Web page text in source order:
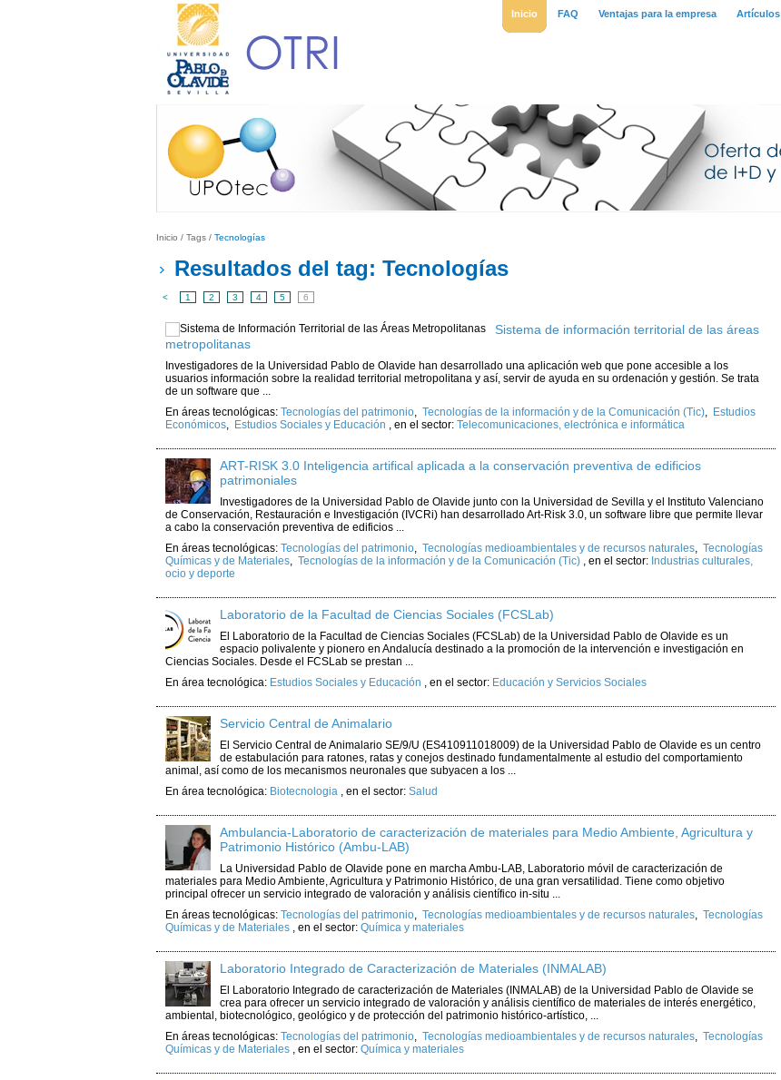
Inicio FAQ Ventajas para la empresa Artículos
Inicio / Tags / Tecnologías
Resultados del tag: Tecnologías
< 1 2 3 4 5 6
Sistema de información territorial de las áreas
metropolitanas
Investigadores de la Universidad Pablo de Olavide han desarrollado una aplicación web que pone accesible a los
usuarios información sobre la realidad territorial metropolitana y así, servir de ayuda en su ordenación y gestión. Se trata
de un software que ...
En áreas tecnológicas: Tecnologías del patrimonio, Tecnologías de la información y de la Comunicación (Tic), Estudios
Económicos, Estudios Sociales y Educación , en el sector: Telecomunicaciones, electrónica e informática
ART-RISK 3.0 Inteligencia artifical aplicada a la conservación preventiva de edificios
patrimoniales
Investigadores de la Universidad Pablo de Olavide junto con la Universidad de Sevilla y el Instituto Valenciano
de Conservación, Restauración e Investigación (IVCRi) han desarrollado Art-Risk 3.0, un software libre que permite llevar
a cabo la conservación preventiva de edificios ...
En áreas tecnológicas: Tecnologías del patrimonio, Tecnologías medioambientales y de recursos naturales, Tecnologías
Químicas y de Materiales, Tecnologías de la información y de la Comunicación (Tic) , en el sector: Industrias culturales,
ocio y deporte
Laboratorio de la Facultad de Ciencias Sociales (FCSLab)
El Laboratorio de la Facultad de Ciencias Sociales (FCSLab) de la Universidad Pablo de Olavide es un
espacio polivalente y pionero en Andalucía destinado a la promoción de la intervención e investigación en
Ciencias Sociales. Desde el FCSLab se prestan ...
En área tecnológica: Estudios Sociales y Educación , en el sector: Educación y Servicios Sociales
Servicio Central de Animalario
El Servicio Central de Animalario SE/9/U (ES410911018009) de la Universidad Pablo de Olavide es un centro
de estabulación para ratones, ratas y conejos destinado fundamentalmente al estudio del comportamiento
animal, así como de los mecanismos neuronales que subyacen a los ...
En área tecnológica: Biotecnologia , en el sector: Salud
Ambulancia-Laboratorio de caracterización de materiales para Medio Ambiente, Agricultura y
Patrimonio Histórico (Ambu-LAB)
La Universidad Pablo de Olavide pone en marcha Ambu-LAB, Laboratorio móvil de caracterización de
materiales para Medio Ambiente, Agricultura y Patrimonio Histórico, de una gran versatilidad. Tiene como objetivo
principal ofrecer un servicio integrado de valoración y análisis científico in-situ ...
En áreas tecnológicas: Tecnologías del patrimonio, Tecnologías medioambientales y de recursos naturales, Tecnologías
Químicas y de Materiales , en el sector: Química y materiales
Laboratorio Integrado de Caracterización de Materiales (INMALAB)
El Laboratorio Integrado de caracterización de Materiales (INMALAB) de la Universidad Pablo de Olavide se
crea para ofrecer un servicio integrado de valoración y análisis científico de materiales de interés energético,
ambiental, biotecnológico, geológico y de protección del patrimonio histórico-artístico, ...
En áreas tecnológicas: Tecnologías del patrimonio, Tecnologías medioambientales y de recursos naturales, Tecnologías
Químicas y de Materiales , en el sector: Química y materiales